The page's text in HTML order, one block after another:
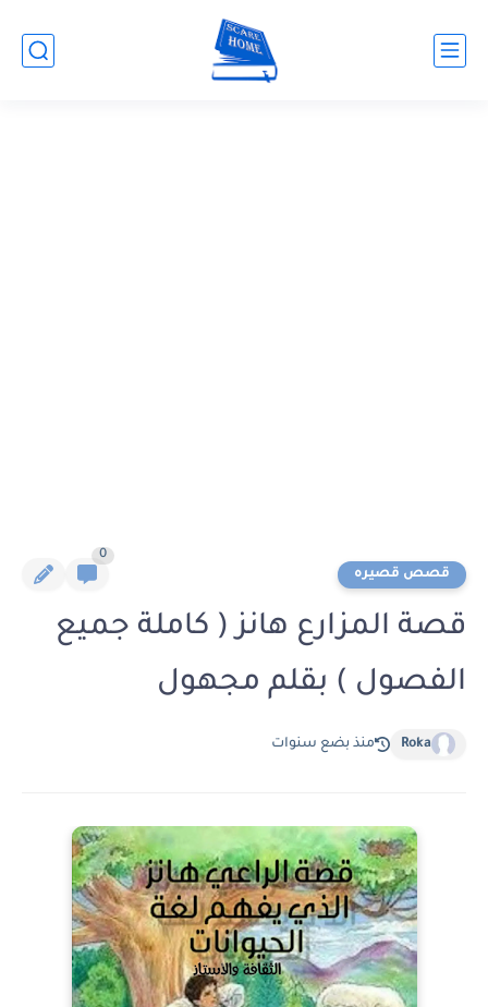
قصص قصيره
0
قصة المزارع هانز ( كاملة جميع
الفصول ) بقلم مجهول
Roka منذ بضع سنوات